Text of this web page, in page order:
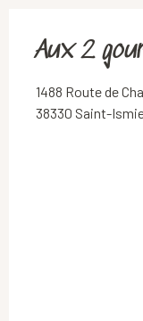
Aux 2
1488 Route de
38330 Saint-